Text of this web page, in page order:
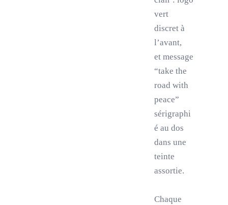
vert
discret à
l’avant,
et message
“take the
road with
peace”
sérigraphi
é au dos
dans une
teinte
assortie.
Chaque